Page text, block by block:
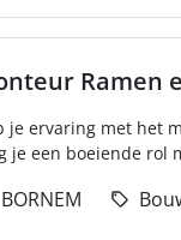
Ramen
je ervaring met het
je een boeiende rol
BORNEM